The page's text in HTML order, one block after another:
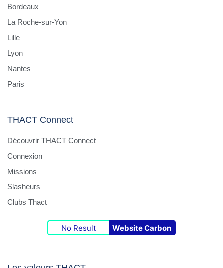
Bordeaux
La Roche-sur-Yon
Lille
Lyon
Nantes
Paris
THACT Connect
Découvrir THACT Connect
Connexion
Missions
Slasheurs
Clubs Thact
No Result Website Carbon